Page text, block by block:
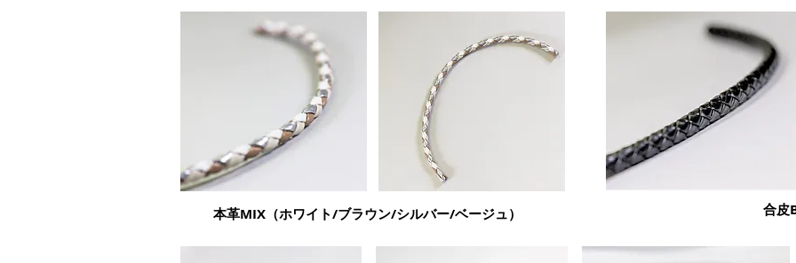
​本革MIX（ホワイト/ブラウン/シルバー/ベージュ） 合皮